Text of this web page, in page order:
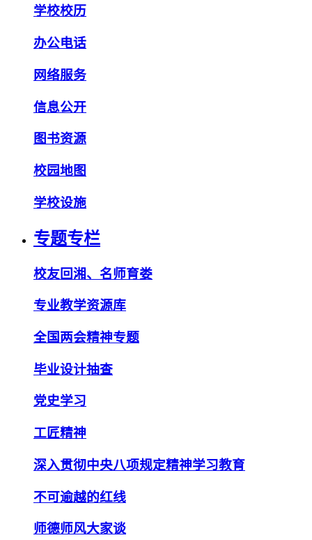
学校校历
办公电话
网络服务
信息公开
图书资源
校园地图
学校设施
专题专栏
校友回湘、名师育娄
专业教学资源库
全国两会精神专题
毕业设计抽查
党史学习
工匠精神
深入贯彻中央八项规定精神学习教育
不可逾越的红线
师德师风大家谈